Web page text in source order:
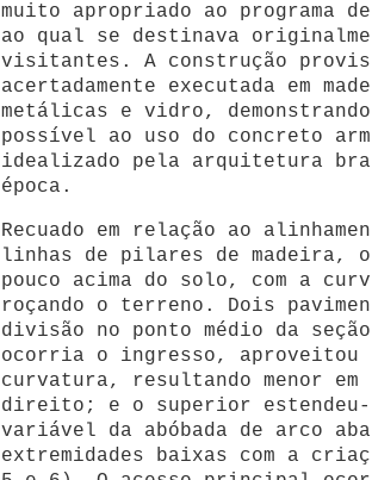
muito apropriado ao programa
ao qual se destinava
visitantes. A construção
acertadamente executada em
metálicas e vidro,
possível ao uso do concreto
idealizado pela arquitetura
época.
Recuado em relação ao
linhas de pilares de madeira,
pouco acima do solo, com a
roçando o terreno. Dois
divisão no ponto médio da
ocorria o ingresso, aproveitou
curvatura, resultando menor
direito; e o superior
variável da abóbada de arco
extremidades baixas com a